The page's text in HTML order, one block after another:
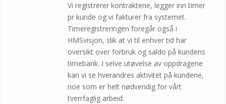
Vi registrerer kontraktene, legger inn timer
pr kunde og vi fakturer fra systemet.
Timeregistreringen foregår også i
HMSvisjon, slik at vi til enhver tid har
oversikt over forbruk og saldo på kundens
timebank. I selve utøvelse av oppdragene
kan vi se hverandres aktivitet på kundene,
noe som er helt nødvendig for vårt
tverrfaglig arbeid.